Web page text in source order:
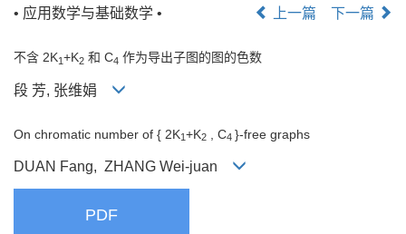
• 应用数学与基础数学 •
上一篇 下一篇
不含 2K1+K2 和 C4 作为导出子图的图的色数
段 芳, 张维娟
On chromatic number of { 2K1 +K2 , C4 }-free graphs
DUAN Fang, ZHANG Wei-juan
PDF